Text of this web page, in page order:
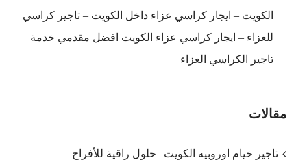
الكويت – ايجار كراسي عزاء داخل الكويت – تاجير كراسي
للعزاء – ايجار كراسي عزاء الكويت افضل مقدمي خدمة
تاجير الكراسي العزاء
مقالات
تاجير خيام اوروبيه الكويت | حلول راقية للأفراح